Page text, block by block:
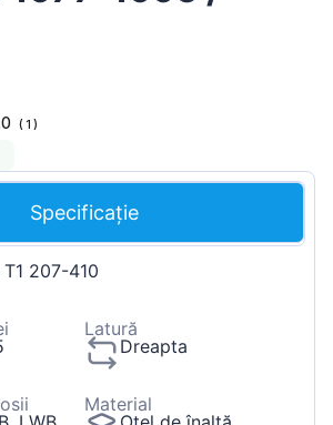
(1 )
Specificație
207-410
Latură
Dreapta
Material